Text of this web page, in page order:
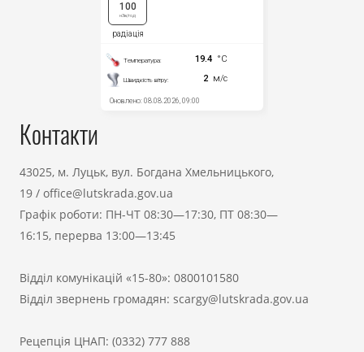
Контакти
43025, м. Луцьк, вул. Богдана Хмельницького,
19 / office@lutskrada.gov.ua
Графік роботи: ПН-ЧТ 08:30—17:30, ПТ 08:30—
16:15, перерва 13:00—13:45
Відділ комунікацій «15-80»: 0800101580
Відділ звернень громадян: scargy@lutskrada.gov.ua
Рецепція ЦНАП: (0332) 777 888